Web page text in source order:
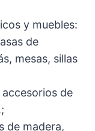
y muebles:
de
mesas, sillas
de
de madera,